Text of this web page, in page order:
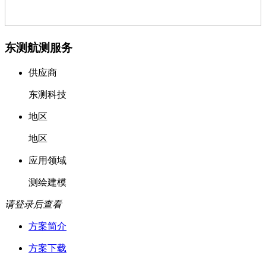
东测航测服务
供应商
东测科技
地区
地区
应用领域
测绘建模
请登录后查看
方案简介
方案下载